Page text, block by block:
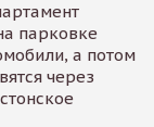
парковке
а потом
через